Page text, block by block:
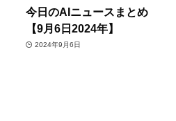
今日のAIニュースまとめ
【9月6日2024年】
2024年9月6日